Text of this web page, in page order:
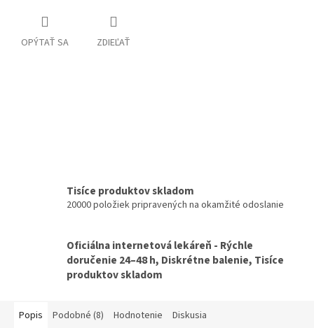
OPÝTAŤ SA ZDIEĽAŤ
Tisíce produktov skladom
20000 položiek pripravených na okamžité odoslanie
Oficiálna internetová lekáreň - Rýchle
doručenie 24–48 h, Diskrétne balenie, Tisíce
produktov skladom
Popis Podobné (8) Hodnotenie Diskusia